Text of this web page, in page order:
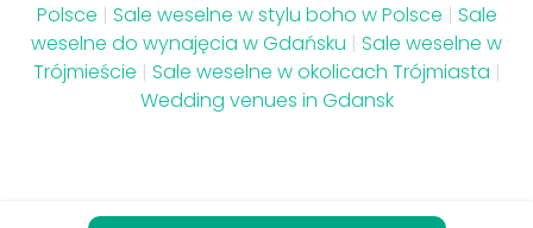
Polsce | Sale weselne w stylu boho w Polsce | Sale
weselne do wynajęcia w Gdańsku | Sale weselne w
Trójmieście | Sale weselne w okolicach Trójmiasta |
Wedding venues in Gdansk